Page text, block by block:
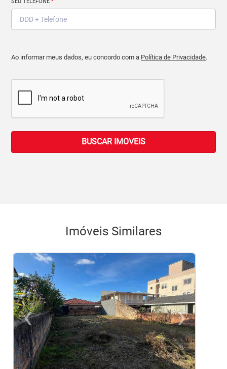
Ao informar meus dados, eu concordo com a Política de Privacidade.
BUSCAR IMOVEIS
Imóveis Similares
‹
Previous
›